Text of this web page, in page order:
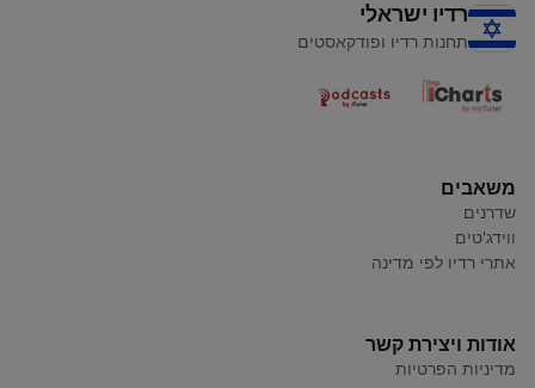
רדיו ישראלי
תחנות רדיו ופודקאסטים
משאבים
שדרנים
ווידג'טים
אתרי רדיו לפי מדינה
אודות ויצירת קשר
מדיניות הפרטיות